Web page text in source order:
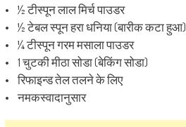
• ½ टीस्पून लाल मिर्च पाउडर
• ½ टेबल स्पून हरा धनिया (बारीक कटा हुआ)
• ¼ टीस्पून गरम मसाला पाउडर
• 1 चुटकी मीठा सोडा (बेकिंग सोडा)
• रिफाइन्ड तेल तलने के लिए
• नमकस्वादानुसार